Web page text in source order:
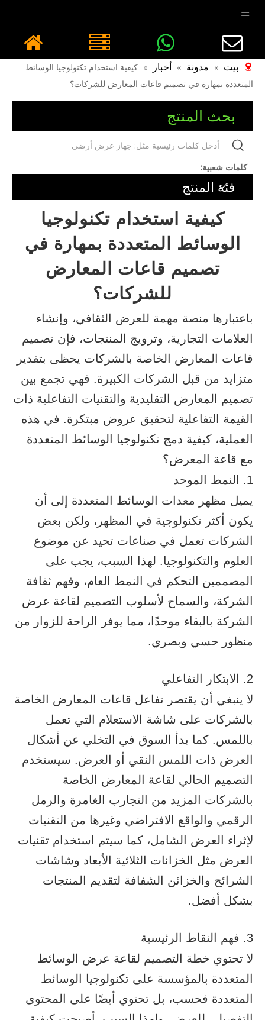
بيت » مدونة » أخبار » كيفية استخدام تكنولوجيا الوسائط
المتعددة بمهارة في تصميم قاعات المعارض للشركات؟
بحث المنتج
كلمات شعبية:
فئة المنتج
كيفية استخدام تكنولوجيا
الوسائط المتعددة بمهارة في
تصميم قاعات المعارض
للشركات؟
باعتبارها منصة مهمة للعرض الثقافي، وإنشاء
العلامات التجارية، وترويج المنتجات، فإن تصميم
قاعات المعارض الخاصة بالشركات يحظى بتقدير
متزايد من قبل الشركات الكبيرة. فهي تجمع بين
تصميم المعارض التقليدية والتقنيات التفاعلية ذات
القيمة التفاعلية لتحقيق عروض مبتكرة. في هذه
العملية، كيفية دمج تكنولوجيا الوسائط المتعددة
مع قاعة المعرض؟
1. النمط الموحد
يميل مظهر معدات الوسائط المتعددة إلى أن
يكون أكثر تكنولوجية في المظهر، ولكن بعض
الشركات تعمل في صناعات تحيد عن موضوع
العلوم والتكنولوجيا. لهذا السبب، يجب على
المصممين التحكم في النمط العام، وفهم ثقافة
الشركة، والسماح لأسلوب التصميم لقاعة عرض
الشركة بالبقاء موحدًا، مما يوفر الراحة للزوار من
منظور حسي وبصري.
2. الابتكار التفاعلي
لا ينبغي أن يقتصر تفاعل قاعات المعارض الخاصة
بالشركات على شاشة الاستعلام التي تعمل
باللمس. كما بدأ السوق في التخلي عن أشكال
العرض ذات اللمس النقي أو العرض. سيستخدم
التصميم الحالي لقاعة المعارض الخاصة
بالشركات المزيد من التجارب الغامرة والرمل
الرقمي والواقع الافتراضي وغيرها من التقنيات
لإثراء العرض الشامل، كما سيتم استخدام تقنيات
العرض مثل الخزانات الثلاثية الأبعاد وشاشات
الشرائح والخزائن الشفافة لتقديم المنتجات
بشكل أفضل.
3. فهم النقاط الرئيسية
لا تحتوي خطة التصميم لقاعة عرض الوسائط
المتعددة بالمؤسسة على تكنولوجيا الوسائط
المتعددة فحسب، بل تحتوي أيضًا على المحتوى